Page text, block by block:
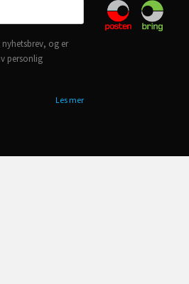
og er
personlig
Les mer